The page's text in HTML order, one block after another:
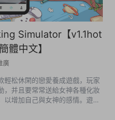
Simulator【v1.1hot
體中文】
廣
輕松休閑的戀愛養成遊戲，玩家
，并且要常常送給女神各種化妝
以增加自己與女神的感情。遊戲